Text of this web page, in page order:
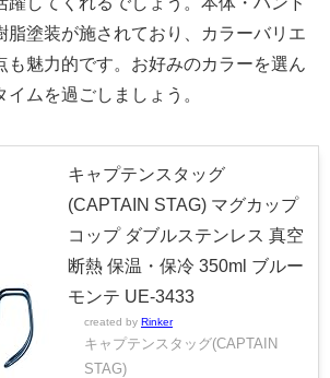
脂塗装が施されており、カラーバリエ
も魅力的です。お好みのカラーを選ん
ムを過ごしましょう。
キャプテンスタッグ
(CAPTAIN STAG) マグカップ
コップ ダブルステンレス 真空
断熱 保温・保冷 350ml ブルー
モンテ UE-3433
created by Rinker
キャプテンスタッグ(CAPTAIN
STAG)